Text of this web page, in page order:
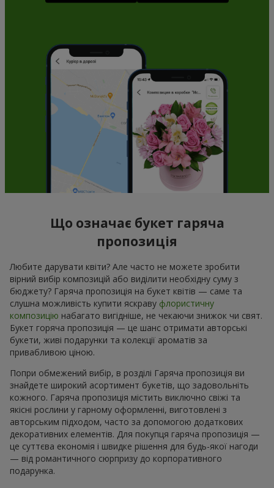
Що означає букет гаряча
пропозиція
Любите дарувати квіти? Але часто не можете зробити
вірний вибір композицій або виділити необхідну суму з
бюджету? Гаряча пропозиція на букет квітів — саме та
слушна можливість купити яскраву флористичну
композицію набагато вигідніше, не чекаючи знижок чи свят.
Букет горяча пропозиція — це шанс отримати авторські
букети, живі подарунки та колекції ароматів за
привабливою ціною.
Попри обмежений вибір, в розділі Гаряча пропозиція ви
знайдете широкий асортимент букетів, що задовольніть
кожного. Гаряча пропозиція містить виключно свіжі та
якісні рослини у гарному оформленні, виготовлені з
авторським підходом, часто за допомогою додаткових
декоративних елементів. Для покупця гаряча пропозиція —
це суттєва економія і швидке рішення для будь-якої нагоди
— від романтичного сюрпризу до корпоративного
подарунка.